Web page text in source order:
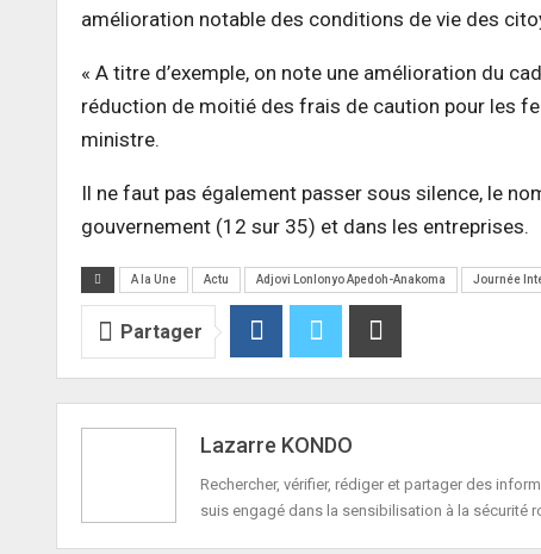
amélioration notable des conditions de vie des
« A titre d’exemple, on note une amélioration du
réduction de moitié des frais de caution pour les
ministre.
Il ne faut pas également passer sous silence, le
gouvernement (12 sur 35) et dans les entreprises.
A la Une Actu Adjovi Lonlonyo Apedoh-Anakoma Journée
Partager
Lazarre KONDO
Rechercher, vérifier, rédiger et partager des
suis engagé dans la sensibilisation à la sécurité